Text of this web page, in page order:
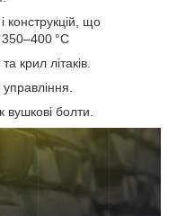
конструкцій, що
°C
крил літаків.
вушкові болти.